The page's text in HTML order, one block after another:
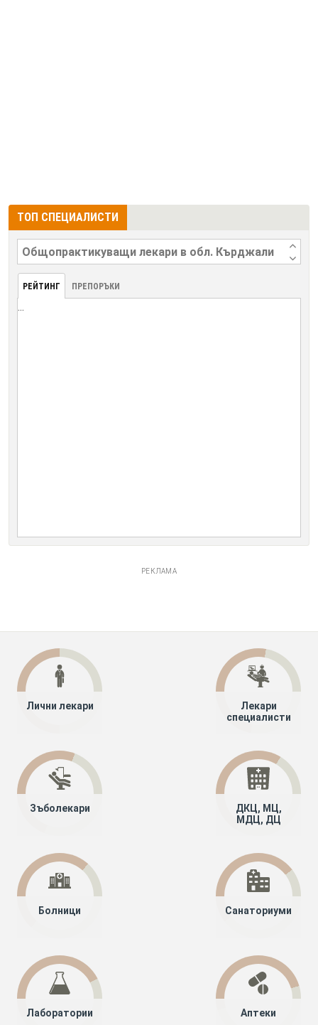
ТОП СПЕЦИАЛИСТИ
РЕЙТИНГ ПРЕПОРЪКИ
...
РЕКЛАМА
Лични лекари
Лекари
специалисти
Зъболекари
ДКЦ, МЦ,
МДЦ, ДЦ
Болници Санаториуми
Лаборатории Аптеки